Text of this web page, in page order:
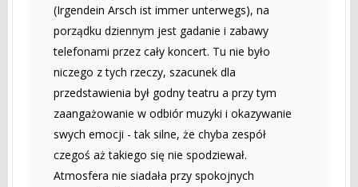
(Irgendein Arsch ist immer unterwegs), na
porządku dziennym jest gadanie i zabawy
telefonami przez cały koncert. Tu nie było
niczego z tych rzeczy, szacunek dla
przedstawienia był godny teatru a przy tym
zaangażowanie w odbiór muzyki i okazywanie
swych emocji - tak silne, że chyba zespół
czegoś aż takiego się nie spodziewał.
Atmosfera nie siadała przy spokojnych